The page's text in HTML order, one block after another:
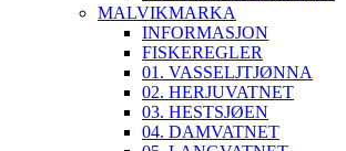
MALVIKMARKA
INFORMASJON
FISKEREGLER
01. VASSELJTJØNNA
02. HERJUVATNET
03. HESTSJØEN
04. DAMVATNET